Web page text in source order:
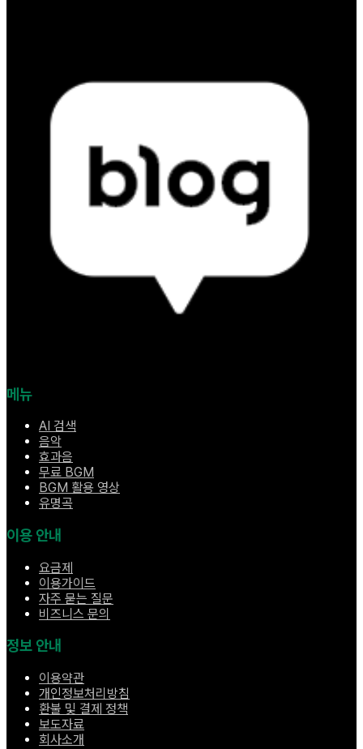
메뉴
AI 검색
음악
효과음
무료 BGM
BGM 활용 영상
유명곡
이용 안내
요금제
이용가이드
자주 묻는 질문
비즈니스 문의
정보 안내
이용약관
개인정보처리방침
환불 및 결제 정책
보도자료
회사소개